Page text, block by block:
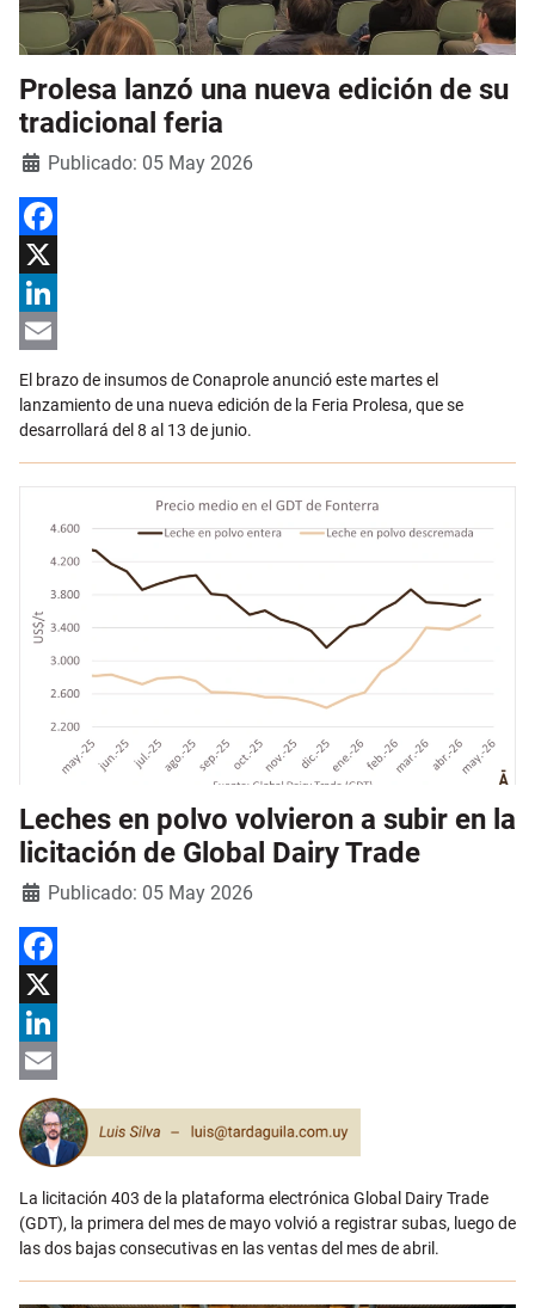
Prolesa lanzó una nueva edición de su
tradicional feria
Detalles
Publicado: 05 May 2026
Facebook
X
LinkedIn
Email
El brazo de insumos de Conaprole anunció este martes el
lanzamiento de una nueva edición de la Feria Prolesa, que se
desarrollará del 8 al 13 de junio.
Leches en polvo volvieron a subir en la
licitación de Global Dairy Trade
Detalles
Publicado: 05 May 2026
Facebook
X
LinkedIn
Email
La licitación 403 de la plataforma electrónica Global Dairy Trade
(GDT), la primera del mes de mayo volvió a registrar subas, luego de
las dos bajas consecutivas en las ventas del mes de abril.